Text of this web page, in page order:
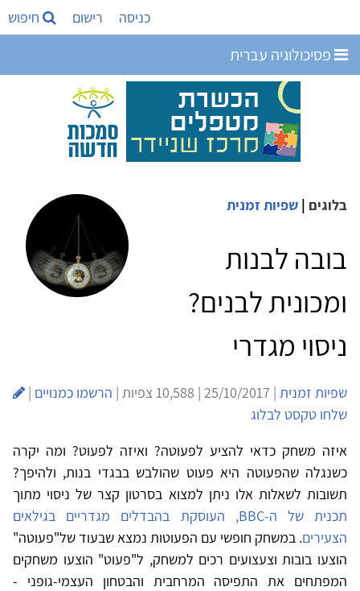
כניסה רישום חיפוש
פסיכולוגיה עברית
בלוגים | שפיות זמנית
בובה לבנות
ומכונית לבנים?
ניסוי מגדרי
שפיות זמנית | 25/10/2017 | 10,588 צפיות | הרשמו כמנויים |
שלחו טקסט לבלוג
איזה משחק כדאי להציע לפעוטה? ואיזה לפעוט? ומה יקרה
כשנגלה שהפעוטה היא פעוט שהולבש בבגדי בנות, ולהיפך?
תשובות לשאלות אלו ניתן למצוא בסרטון קצר של ניסוי מתוך
תכנית של ה-BBC, העוסקת בהבדלים מגדריים בגילאים
הצעירים. במשחק חופשי עם הפעוטות נמצא שבעוד של"פעוטה"
הוצעו בובות וצעצועים רכים למשחק, ל"פעוט" הוצעו משחקים
המפתחים את התפיסה המרחבית והבטחון העצמי-גופני -